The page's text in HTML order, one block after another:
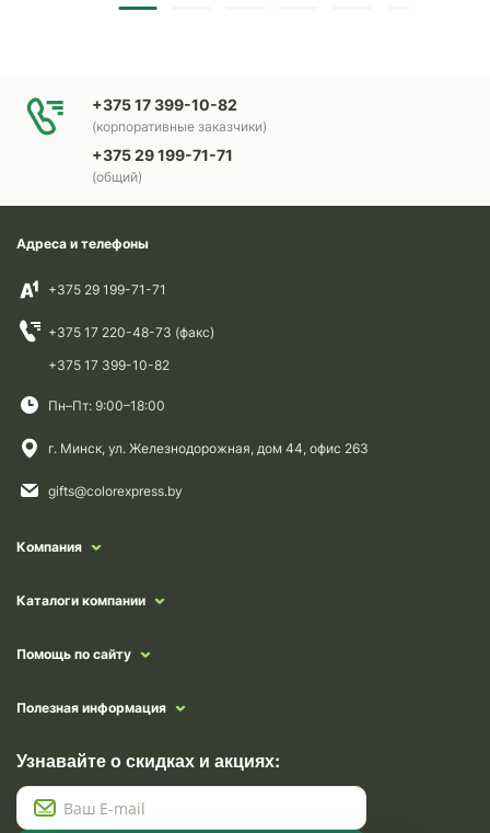
+375 17 399-10-82
(корпоративные заказчики)
+375 29 199-71-71
(общий)
Адреса и телефоны
+375 29 199-71-71
+375 17 220-48-73 (факс)
+375 17 399-10-82
Пн–Пт: 9:00–18:00
г. Минск, ул. Железнодорожная, дом 44, офис 263
gifts@colorexpress.by
Компания
Каталоги компании
Помощь по сайту
Полезная информация
Узнавайте о скидках и акциях: